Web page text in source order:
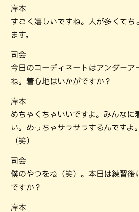
岸本
すごく嬉しいですね。人が多くてち
ます。
司会
今日のコーディネートはアンダーア
ね。着心地はいかがですか？
岸本
めちゃくちゃいいですよ。みんなに
い。めっちゃサラサラするんですよ
（笑）
司会
僕のやつをね（笑）。本日は練習後
ですか？
岸本